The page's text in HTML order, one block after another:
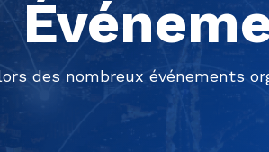
des nombreux événements